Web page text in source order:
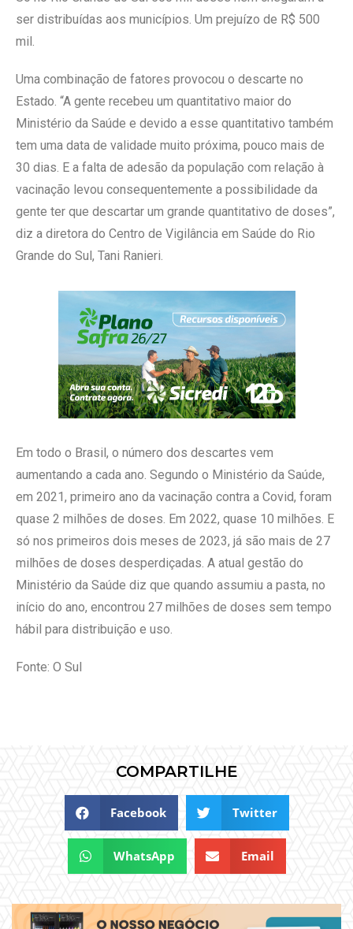
ser distribuídas aos municípios. Um prejuízo de R$ 500
mil.
Uma combinação de fatores provocou o descarte no
Estado. “A gente recebeu um quantitativo maior do
Ministério da Saúde e devido a esse quantitativo também
tem uma data de validade muito próxima, pouco mais de
30 dias. E a falta de adesão da população com relação à
vacinação levou consequentemente a possibilidade da
gente ter que descartar um grande quantitativo de doses”,
diz a diretora do Centro de Vigilância em Saúde do Rio
Grande do Sul, Tani Ranieri.
Em todo o Brasil, o número dos descartes vem
aumentando a cada ano. Segundo o Ministério da Saúde,
em 2021, primeiro ano da vacinação contra a Covid, foram
quase 2 milhões de doses. Em 2022, quase 10 milhões. E
só nos primeiros dois meses de 2023, já são mais de 27
milhões de doses desperdiçadas. A atual gestão do
Ministério da Saúde diz que quando assumiu a pasta, no
início do ano, encontrou 27 milhões de doses sem tempo
hábil para distribuição e uso.
Fonte: O Sul
COMPARTILHE
Facebook Twitter
WhatsApp Email